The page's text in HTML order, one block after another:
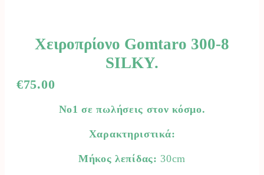
Χειροπρίονο Gomtaro 300-8
SILKY.
€75.00
No1 σε πωλήσεις στον κόσμο.
Χαρακτηριστικά:
Μήκος λεπίδας: 30cm